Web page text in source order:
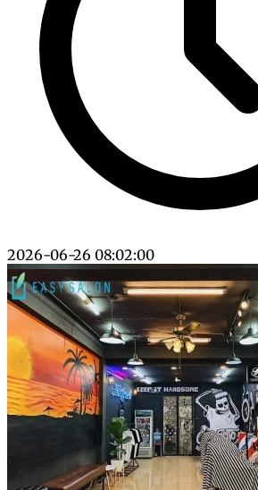
2026-06-26 08:02:00